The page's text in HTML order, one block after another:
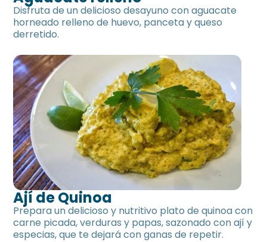
Disfruta de un delicioso desayuno con aguacate
horneado relleno de huevo, panceta y queso
derretido.
Ají de Quinoa
Prepara un delicioso y nutritivo plato de quinoa con
carne picada, verduras y papas, sazonado con ají y
especias, que te dejará con ganas de repetir.